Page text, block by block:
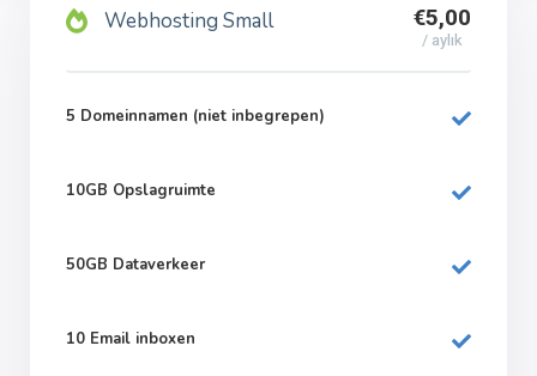
Webhosting Small €5,00
/ aylık
5 Domeinnamen (niet inbegrepen)
10GB Opslagruimte
50GB Dataverkeer
10 Email inboxen